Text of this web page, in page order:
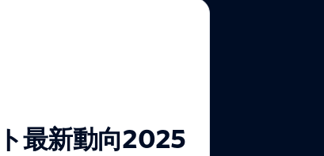
最新動向2025